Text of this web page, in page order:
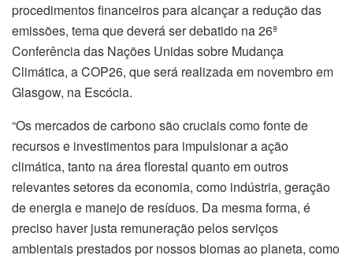
procedimentos financeiros para alcançar a redução das
emissões, tema que deverá ser debatido na 26ª
Conferência das Nações Unidas sobre Mudança
Climática, a COP26, que será realizada em novembro em
Glasgow, na Escócia.
“Os mercados de carbono são cruciais como fonte de
recursos e investimentos para impulsionar a ação
climática, tanto na área florestal quanto em outros
relevantes setores da economia, como indústria, geração
de energia e manejo de resíduos. Da mesma forma, é
preciso haver justa remuneração pelos serviços
ambientais prestados por nossos biomas ao planeta, como